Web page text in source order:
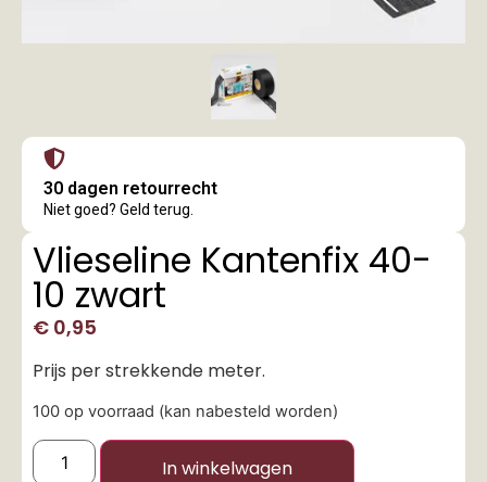
30 dagen retourrecht
Niet goed? Geld terug.
Vlieseline Kantenfix 40-
10 zwart
€ 0,95
Prijs per strekkende meter.
100 op voorraad (kan nabesteld worden)
In winkelwagen